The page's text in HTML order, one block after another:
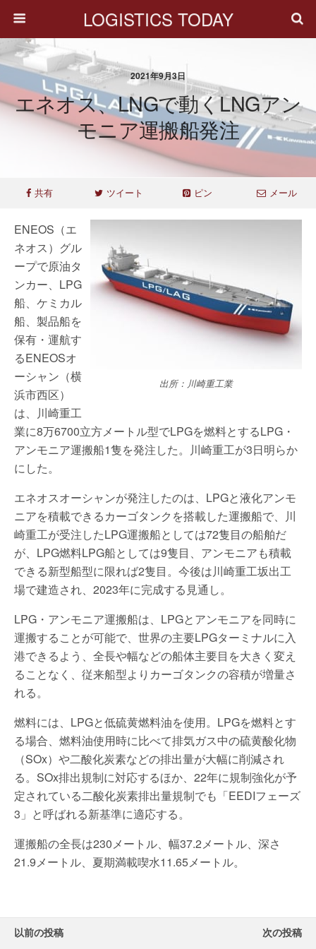
LOGISTICS TODAY
2021年9月3日
エネオス、LNGで動くLNGアン
モニア運搬船発注
共有 ツイート ピン メール
出所：川崎重工業
ENEOS（エ
ネオス）グル
ープで原油タ
ンカー、LPG
船、ケミカル
船、製品船を
保有・運航す
るENEOSオ
ーシャン（横
浜市西区）
は、川崎重工
業に8万6700立方メートル型でLPGを燃料とするLPG・
アンモニア運搬船1隻を発注した。川崎重工が3日明らか
にした。
エネオスオーシャンが発注したのは、LPGと液化アンモ
ニアを積載できるカーゴタンクを搭載した運搬船で、川
崎重工が受注したLPG運搬船としては72隻目の船舶だ
が、LPG燃料LPG船としては9隻目、アンモニアも積載
できる新型船型に限れば2隻目。今後は川崎重工坂出工
場で建造され、2023年に完成する見通し。
LPG・アンモニア運搬船は、LPGとアンモニアを同時に
運搬することが可能で、世界の主要LPGターミナルに入
港できるよう、全長や幅などの船体主要目を大きく変え
ることなく、従来船型よりカーゴタンクの容積が増量さ
れる。
燃料には、LPGと低硫黄燃料油を使用。LPGを燃料とす
る場合、燃料油使用時に比べて排気ガス中の硫黄酸化物
（SOx）や二酸化炭素などの排出量が大幅に削減され
る。SOx排出規制に対応するほか、22年に規制強化が予
定されている二酸化炭素排出量規制でも「EEDIフェーズ
3」と呼ばれる新基準に適応する。
運搬船の全長は230メートル、幅37.2メートル、深さ
21.9メートル、夏期満載喫水11.65メートル。
以前の投稿 次の投稿